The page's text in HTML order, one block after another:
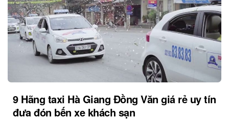
9 Hãng taxi Hà Giang Đồng Văn giá rẻ uy tín
đưa đón bến xe khách sạn